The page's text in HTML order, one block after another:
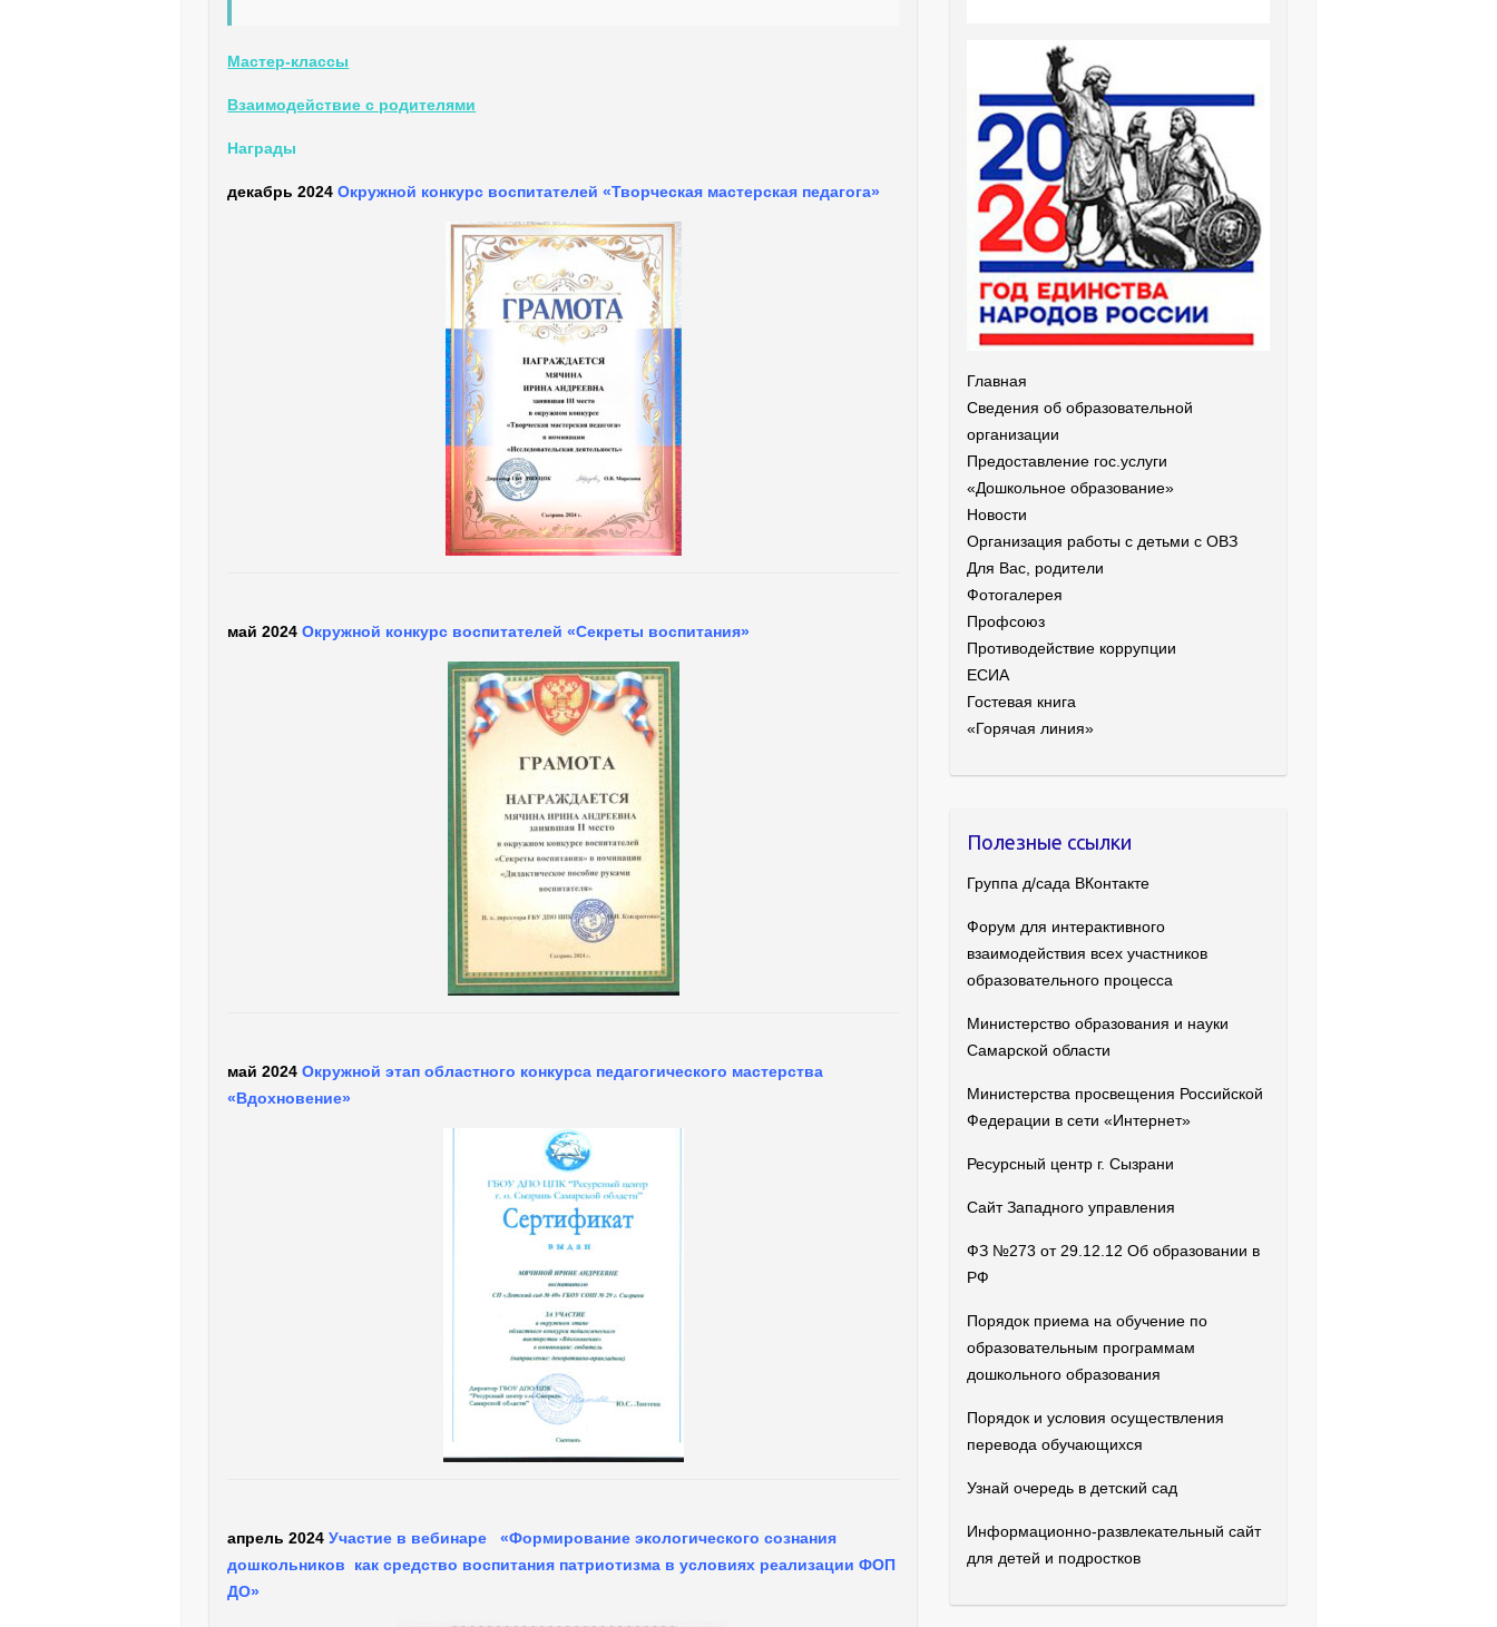
Мастер-классы
Взаимодействие с родителями
Награды
декабрь 2024 Окружной конкурс воспитателей «Творческая мастерская педагога»
май 2024Окружной конкурс воспитателей «Секреты воспитания»
май 2024Окружной этап областного конкурса педагогического мастерства
«Вдохновение»
апрель 2024Участие в вебинаре «Формирование экологического сознания
дошкольников как средство воспитания патриотизма в условиях реализации ФОП
ДО»
Главная
Сведения об образовательной
организации
Предоставление гос.услуги
«Дошкольное образование»
Новости
Организация работы с детьми с ОВЗ
Для Вас, родители
Фотогалерея
Профсоюз
Противодействие коррупции
ЕСИА
Гостевая книга
«Горячая линия»
Полезные ссылки
Группа д/сада ВКонтакте
Форум для интерактивного
взаимодействия всех участников
образовательного процесса
Министерство образования и науки
Самарской области
Министерства просвещения Российской
Федерации в сети «Интернет»
Ресурсный центр г. Сызрани
Сайт Западного управления
ФЗ №273 от 29.12.12 Об образовании в
РФ
Порядок приема на обучение по
образовательным программам
дошкольного образования
Порядок и условия осуществления
перевода обучающихся
Узнай очередь в детский сад
Информационно-развлекательный сайт
для детей и подростков